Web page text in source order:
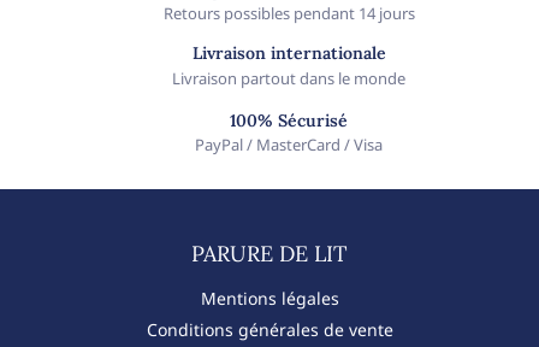
Retours possibles pendant 14 jours
Livraison internationale
Livraison partout dans le monde
100% Sécurisé
PayPal / MasterCard / Visa
PARURE DE LIT​
Mentions légales
Conditions générales de vente